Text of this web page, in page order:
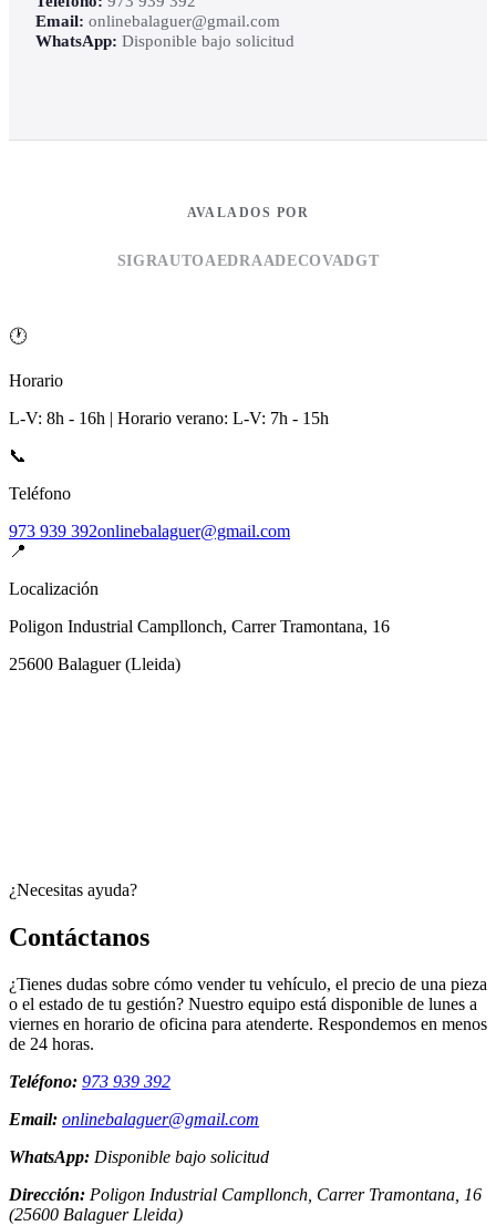
Email: onlinebalaguer@gmail.com
WhatsApp: Disponible bajo solicitud
AVALADOS POR
SIGRAUTOAEDRAADECOVADGT
🕐
Horario
L-V: 8h - 16h | Horario verano: L-V: 7h - 15h
📞
Teléfono
973 939 392onlinebalaguer@gmail.com
📍
Localización
Poligon Industrial Campllonch, Carrer Tramontana, 16
25600 Balaguer(Lleida)
¿Necesitas ayuda?
Contáctanos
¿Tienes dudas sobre cómo vender tu vehículo, el precio de una pieza
o el estado de tu gestión? Nuestro equipo está disponible de lunes a
viernes en horario de oficina para atenderte. Respondemos en menos
de 24 horas.
Teléfono: 973 939 392
Email: onlinebalaguer@gmail.com
WhatsApp: Disponible bajo solicitud
Dirección: Poligon Industrial Campllonch, Carrer Tramontana, 16
(25600 Balaguer Lleida)